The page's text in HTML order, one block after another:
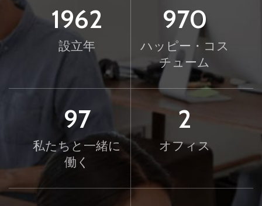
2025
設立年
1000
ハッピー・コス
チューム
100
私たちと一緒に
働く
2
オフィス